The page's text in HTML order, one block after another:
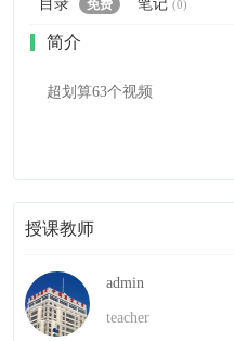
目录 免费 笔记 (0)
简介
超划算63个视频
授课教师
admin
teacher